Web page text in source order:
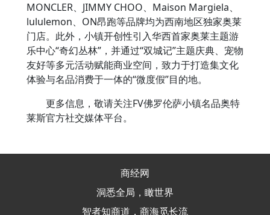
MONCLER、JIMMY CHOO、Maison Margiela、
lululemon、ON昂跑等品牌均为西南地区独家奥莱
门店。此外，小镇开创性引入华西首家奥莱主题游
乐中心“奇幻丛林”，并通过“双城记”主题庆典、宠物
友好等多元活动赋能商业空间，致力于打造集文化
体验与名品消费于一体的“微度假”目的地。
更多信息，敬请关注FV佛罗伦萨小镇名品奥特
莱斯官方社交媒体平台。
商经网
洞悉全局，瞰世界
智者知商道，商海觅长流